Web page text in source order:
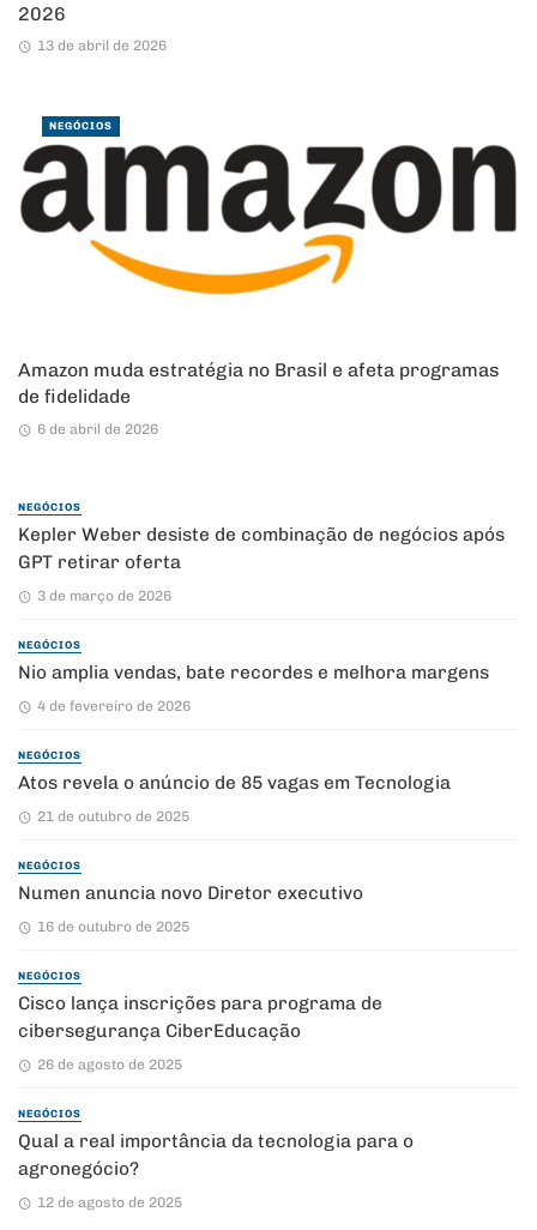
2026
13 de abril de 2026
Amazon muda estratégia no Brasil e afeta programas
de fidelidade
6 de abril de 2026
NEGÓCIOS
NEGÓCIOS
Kepler Weber desiste de combinação de negócios após
GPT retirar oferta
3 de março de 2026
NEGÓCIOS
Nio amplia vendas, bate recordes e melhora margens
4 de fevereiro de 2026
NEGÓCIOS
Atos revela o anúncio de 85 vagas em Tecnologia
21 de outubro de 2025
NEGÓCIOS
Numen anuncia novo Diretor executivo
16 de outubro de 2025
NEGÓCIOS
Cisco lança inscrições para programa de
cibersegurança CiberEducação
26 de agosto de 2025
NEGÓCIOS
Qual a real importância da tecnologia para o
agronegócio?
12 de agosto de 2025